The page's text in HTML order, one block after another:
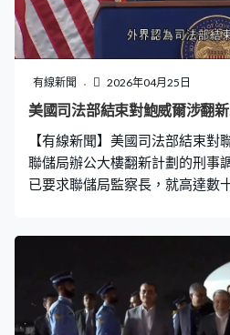
最新進展，美方所有成員隨時候
斯坦，希望今次會談取得進展。
「伊朗期望對話，當面會談，如
一個機會，因此威特科夫及庫什
基斯坦聽聽伊朗說的事，我們希
談有正面成果。」 特朗普接受路
出滿足美國要求的方案，未清楚
掌權的人對話。雙方達成協議前
有線新聞 2026年04月25日
美國司法部結束對鮑威爾涉翻
【有線新聞】美國司法部結束對
聯儲局辦公大樓翻新計劃的刑事
已要求聯儲局監察長，就高達數
議院將審議會否由總統特朗普提
主席。 外界認為司法部結束刑
鋪路。共和黨參議員蒂利斯早前
調查，否則不會支持確認沃什的